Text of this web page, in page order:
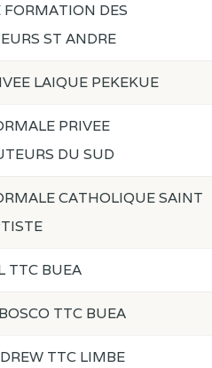
FORMATION DES
ST ANDRE
LAIQUE PEKEKUE
PRIVEE
DU SUD
CATHOLIQUE SAINT
TTC BUEA
TTC BUEA
TTC LIMBE